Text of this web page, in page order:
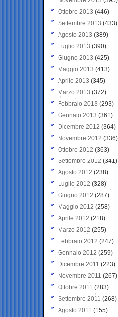
Ottobre 2013 (446)
Settembre 2013 (433)
Agosto 2013 (389)
Luglio 2013 (390)
Giugno 2013 (425)
Maggio 2013 (413)
Aprile 2013 (345)
Marzo 2013 (372)
Febbraio 2013 (293)
Gennaio 2013 (361)
Dicembre 2012 (364)
Novembre 2012 (336)
Ottobre 2012 (363)
Settembre 2012 (341)
Agosto 2012 (238)
Luglio 2012 (328)
Giugno 2012 (287)
Maggio 2012 (258)
Aprile 2012 (218)
Marzo 2012 (255)
Febbraio 2012 (247)
Gennaio 2012 (259)
Dicembre 2011 (223)
Novembre 2011 (267)
Ottobre 2011 (283)
Settembre 2011 (268)
Agosto 2011 (155)